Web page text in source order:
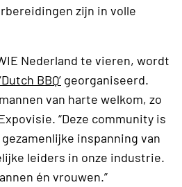
zijn in volle
Nederland te vieren, wordt
‘Dutch BBQ’ georganiseerd.
van harte welkom, zo
“Deze community is
inspanning van
leiders in onze industrie.
én vrouwen.”